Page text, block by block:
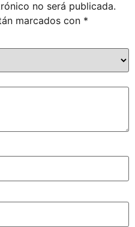
no será publicada.
marcados con *